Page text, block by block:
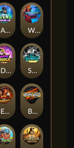
Born Wild
SixSixSix
Aliens Among Us
EPIC BULLETS & BOUNTY
Warrior Ways
DONNY DOUGH